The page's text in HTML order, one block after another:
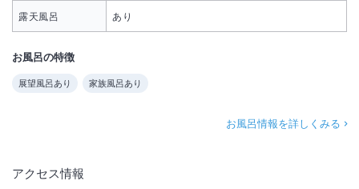
露天風呂 あり
お風呂の特徴
展望風呂あり 家族風呂あり
お風呂情報を詳しくみる
アクセス情報